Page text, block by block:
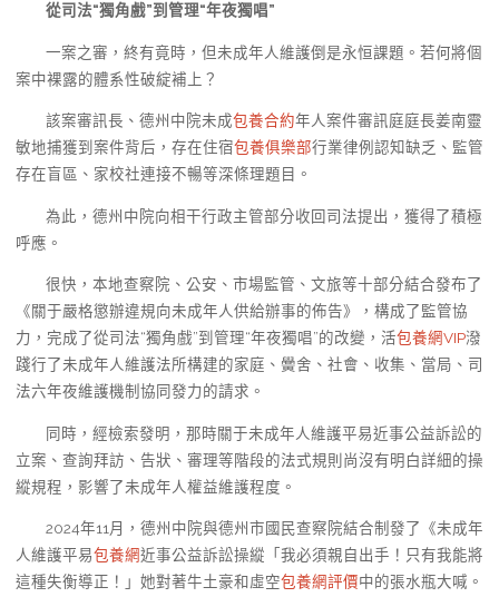
從司法“獨角戲”到管理“年夜獨唱”
一案之審，終有竟時，但未成年人維護倒是永恒課題。若何將個
案中裸露的體系性破綻補上？
該案審訊長、德州中院未成包養合約年人案件審訊庭庭長姜南靈
敏地捕獲到案件背后，存在住宿包養俱樂部行業律例認知缺乏、監管
存在盲區、家校社連接不暢等深條理題目。
為此，德州中院向相干行政主管部分收回司法提出，獲得了積極
呼應。
很快，本地查察院、公安、市場監管、文旅等十部分結合發布了
《關于嚴格懲辦違規向未成年人供給辦事的佈告》，構成了監管協
力，完成了從司法“獨角戲”到管理“年夜獨唱”的改變，活包養網VIP潑
踐行了未成年人維護法所構建的家庭、黌舍、社會、收集、當局、司
法六年夜維護機制協同發力的請求。
同時，經檢索發明，那時關于未成年人維護平易近事公益訴訟的
立案、查詢拜訪、告狀、審理等階段的法式規則尚沒有明白詳細的操
縱規程，影響了未成年人權益維護程度。
2024年11月，德州中院與德州市國民查察院結合制發了《未成年
人維護平易包養網近事公益訴訟操縱「我必須親自出手！只有我能將
這種失衡導正！」她對著牛土豪和虛空包養網評價中的張水瓶大喊。